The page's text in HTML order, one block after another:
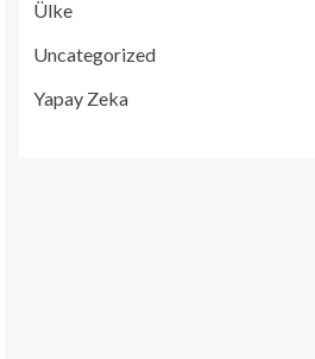
Ülke
Uncategorized
Yapay Zeka